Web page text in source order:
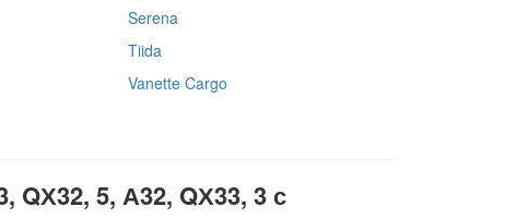
Serena
Tiida
Vanette Cargo
QХ32, 5, А32, QХ33, 3 с